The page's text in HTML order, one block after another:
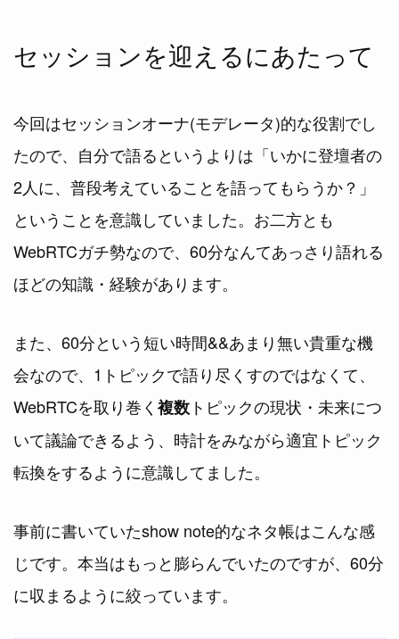
セッションを迎えるにあたって
今回はセッションオーナ(モデレータ)的な役割でし
たので、自分で語るというよりは「いかに登壇者の
2人に、普段考えていることを語ってもらうか？」
ということを意識していました。お二方とも
WebRTCガチ勢なので、60分なんてあっさり語れる
ほどの知識・経験があります。
また、60分という短い時間&&あまり無い貴重な機
会なので、1トピックで語り尽くすのではなくて、
WebRTCを取り巻く 複数 トピックの現状・未来につ
いて議論できるよう、時計をみながら適宜トピック
転換をするように意識してました。
事前に書いていたshow note的なネタ帳はこんな感
じです。本当はもっと膨らんでいたのですが、60分
に収まるように絞っています。